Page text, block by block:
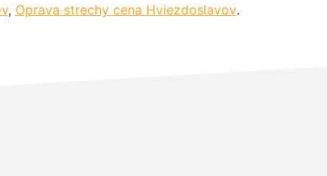
, Oprava strechy cena Hviezdoslavov.